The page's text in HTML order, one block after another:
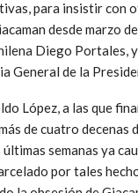
para insistir con
desde marzo
Diego Portales,
General de la
López, a las que
de cuatro decenas
semanas ya
por tales